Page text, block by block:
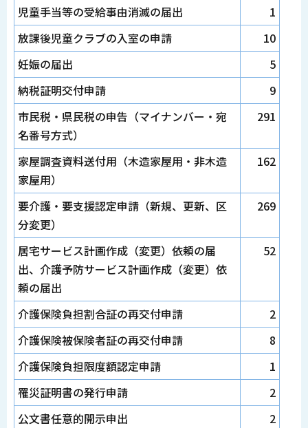
児童手当等の受給事由消滅の届出
1
放課後児童クラブの入室の申請
10
妊娠の届出
5
納税証明交付申請
9
市民税・県民税の申告（マイナンバー・宛
名番号方式）
291
家屋調査資料送付用（木造家屋用・非木造
家屋用）
162
要介護・要支援認定申請（新規、更新、区
分変更）
269
居宅サービス計画作成（変更）依頼の届
出、介護予防サービス計画作成（変更）依
頼の届出
52
介護保険負担割合証の再交付申請
2
介護保険被保険者証の再交付申請
8
介護保険負担限度額認定申請
1
罹災証明書の発行申請
2
公文書任意的開示申出
2